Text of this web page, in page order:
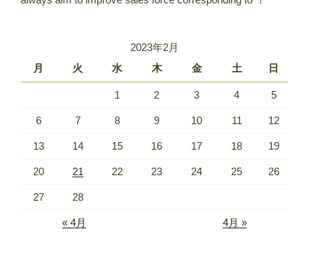
2023年2月
月
火 水 木 金 土 日
1 2 3 4 5
6 7 8 9 10 11 12
13 14 15 16 17 18 19
20 21 22 23 24 25 26
27 28
« 4月 4月 »